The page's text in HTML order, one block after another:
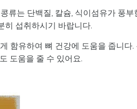
류는 단백질, 칼슘, 식이섬유가 풍부
히 섭취하시기 바랍니다.
함유하여 뼈 건강에 도움을 줍니다.
도움을 줄 수 있어요.